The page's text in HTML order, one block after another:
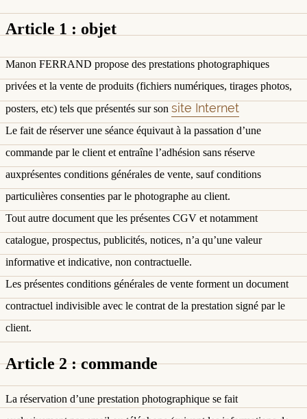
Article 1 : objet
Manon FERRAND propose des prestations photographiques
privées et la vente de produits (fichiers numériques, tirages photos,
posters, etc) tels que présentés sur son site Internet
Le fait de réserver une séance équivaut à la passation d’une
commande par le client et entraîne l’adhésion sans réserve
auxprésentes conditions générales de vente, sauf conditions
particulières consenties par le photographe au client.
Tout autre document que les présentes CGV et notamment
catalogue, prospectus, publicités, notices, n’a qu’une valeur
informative et indicative, non contractuelle.
Les présentes conditions générales de vente forment un document
contractuel indivisible avec le contrat de la prestation signé par le
client.
Article 2 : commande
La réservation d’une prestation photographique se fait